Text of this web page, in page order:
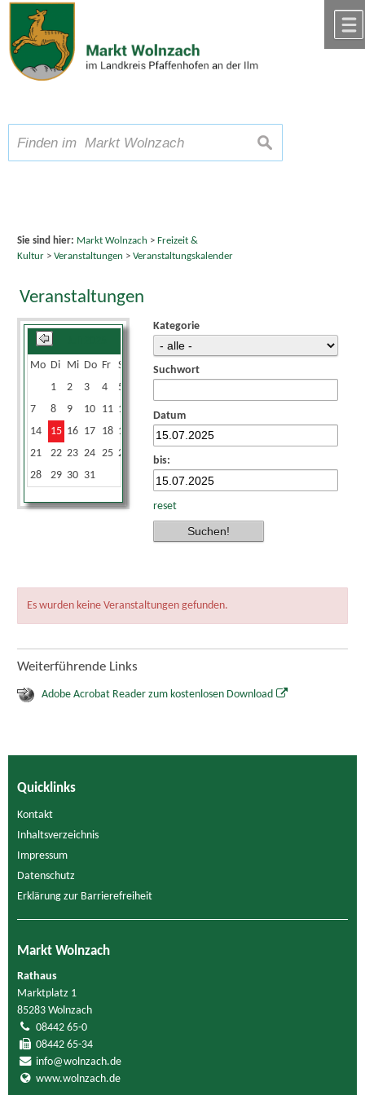
Zum Inhalt,zur Navigation
Schriftgröße A A A suchen
Sie sind hier: Markt Wolnzach > Freizeit &
Kultur> Veranstaltungen > Veranstaltungskalender
Veranstaltungen
Mo Di Mi Do Fr Sa
1
2 3 4 5
7
8 9 10 11 12
14
15 16 17 18 19
21
22 23 24 25 26
28
29 30 31
Kategorie
Suchwort
Datum
bis:
reset
Es wurden keine Veranstaltungen gefunden.
Weiterführende Links
Adobe Acrobat Reader zum kostenlosen Download
Quicklinks
Kontakt
Inhaltsverzeichnis
Impressum
Datenschutz
Erklärung zur Barrierefreiheit
Markt Wolnzach
Rathaus
Marktplatz 1
85283 Wolnzach
08442 65-0
08442 65-34
info@wolnzach.de
www.wolnzach.de